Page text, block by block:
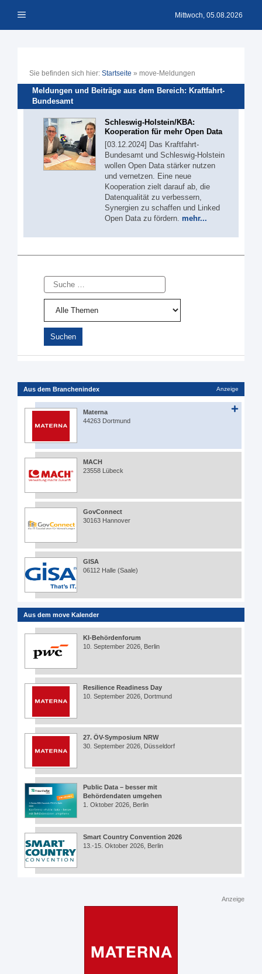
Inhalt Menü Mittwoch, 05.08.2026
Sie befinden sich hier: Startseite » move-Meldungen
Meldungen und Beiträge aus dem Bereich: Kraftfahrt-
Bundesamt
Schleswig-Holstein/KBA:
Kooperation für mehr Open Data
[03.12.2024] Das Kraftfahrt-
Bundesamt und Schleswig-Holstein
wollen Open Data stärker nutzen
und vernetzen. Eine neue
Kooperation zielt darauf ab, die
Datenqualität zu verbessern,
Synergien zu schaffen und Linked
Open Data zu fördern. mehr...
Suche
Aus dem Branchenindex Anzeige
Materna
44263 Dortmund
MACH
23558 Lübeck
GovConnect
30163 Hannover
GISA
06112 Halle (Saale)
Aus dem move Kalender
KI-Behördenforum
10. September 2026, Berlin
Resilience Readiness Day
10. September 2026, Dortmund
27. ÖV-Symposium NRW
30. September 2026, Düsseldorf
Public Data – besser mit
Behördendaten umgehen
1. Oktober 2026, Berlin
Smart Country Convention 2026
13.-15. Oktober 2026, Berlin
Anzeige